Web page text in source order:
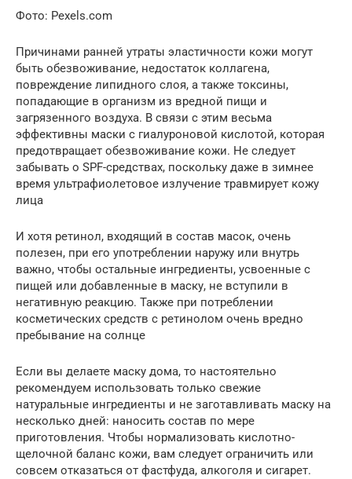
Фото: Pexels.com
Причинами ранней утраты эластичности кожи могут
быть обезвоживание, недостаток коллагена,
повреждение липидного слоя, а также токсины,
попадающие в организм из вредной пищи и
загрязенного воздуха. В связи с этим весьма
эффективны маски с гиалуроновой кислотой, которая
предотвращает обезвоживание кожи. Не следует
забывать о SPF-средствах, поскольку даже в зимнее
время ультрафиолетовое излучение травмирует кожу
лица
И хотя ретинол, входящий в состав масок, очень
полезен, при его употреблении наружу или внутрь
важно, чтобы остальные ингредиенты, усвоенные с
пищей или добавленные в маску, не вступили в
негативную реакцию. Также при потреблении
косметических средств с ретинолом очень вредно
пребывание на солнце
Если вы делаете маску дома, то настоятельно
рекомендуем использовать только свежие
натуральные ингредиенты и не заготавливать маску на
несколько дней: наносить состав по мере
приготовления. Чтобы нормализовать кислотно-
щелочной баланс кожи, вам следует ограничить или
совсем отказаться от фастфуда, алкоголя и сигарет.